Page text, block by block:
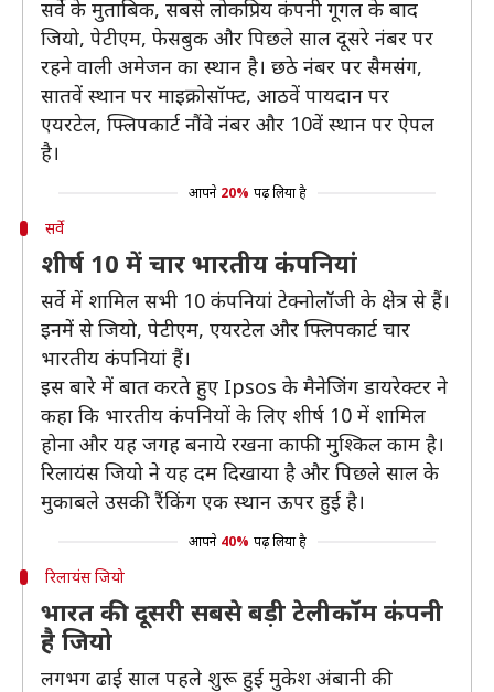
सर्वे के मुताबिक, सबसे लोकप्रिय कंपनी गूगल के बाद
जियो, पेटीएम, फेसबुक और पिछले साल दूसरे नंबर पर
रहने वाली अमेजन का स्थान है। छठे नंबर पर सैमसंग,
सातवें स्थान पर माइक्रोसॉफ्ट, आठवें पायदान पर
एयरटेल, फ्लिपकार्ट नौंवे नंबर और 10वें स्थान पर ऐपल
है।
आपने 20% पढ़ लिया है
सर्वे
शीर्ष 10 में चार भारतीय कंपनियां
सर्वे में शामिल सभी 10 कंपनियां टेक्नोलॉजी के क्षेत्र से हैं।
इनमें से जियो, पेटीएम, एयरटेल और फ्लिपकार्ट चार
भारतीय कंपनियां हैं।
इस बारे में बात करते हुए Ipsos के मैनेजिंग डायरेक्टर ने
कहा कि भारतीय कंपनियों के लिए शीर्ष 10 में शामिल
होना और यह जगह बनाये रखना काफी मुश्किल काम है।
रिलायंस जियो ने यह दम दिखाया है और पिछले साल के
मुकाबले उसकी रैंकिंग एक स्थान ऊपर हुई है।
आपने 40% पढ़ लिया है
रिलायंस जियो
भारत की दूसरी सबसे बड़ी टेलीकॉम कंपनी
है जियो
लगभग ढाई साल पहले शुरू हुई मुकेश अंबानी की